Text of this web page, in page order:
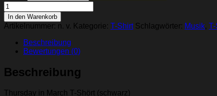
T-
Shört
(schwarz)
Menge
In den Warenkorb
Artikelnummer: n. v. Kategorie: T-Shirt Schlagwörter: Musik,
Beschreibung
Bewertungen (0)
Beschreibung
Thursday in March T-Shört (schwarz)